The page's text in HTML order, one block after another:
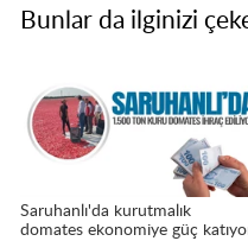
Bunlar da ilginizi
Saruhanlı'da kurutmalık
domates ekonomiye güç